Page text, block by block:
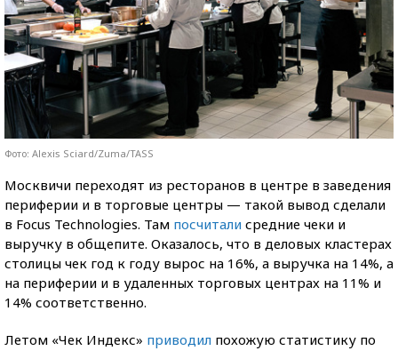
Фото: Alexis Sciard/Zuma/TASS
Москвичи переходят из ресторанов в центре в заведения
периферии и в торговые центры — такой вывод сделали
в Focus Technologies. Там посчитали средние чеки и
выручку в общепите. Оказалось, что в деловых кластерах
столицы чек год к году вырос на 16%, а выручка на 14%, а
на периферии и в удаленных торговых центрах на 11% и
14% соответственно.
Летом «Чек Индекс» приводил похожую статистику по